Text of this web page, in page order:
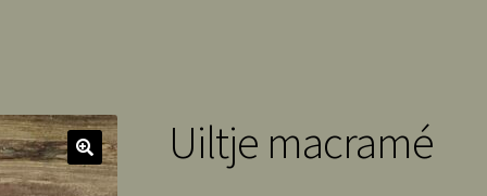
Uiltje macramé